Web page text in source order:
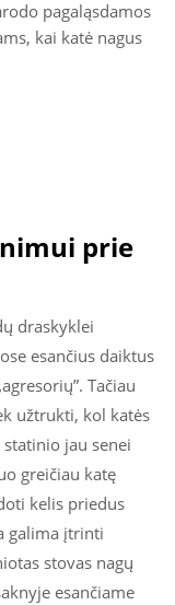
pagaląsdamos
kai katė nagus
prie
draskyklei
esančius daiktus
Tačiau
užtrukti, kol katės
jau senei
greičiau katę
kelis priedus
galima įtrinti
stovas nagų
esančiame